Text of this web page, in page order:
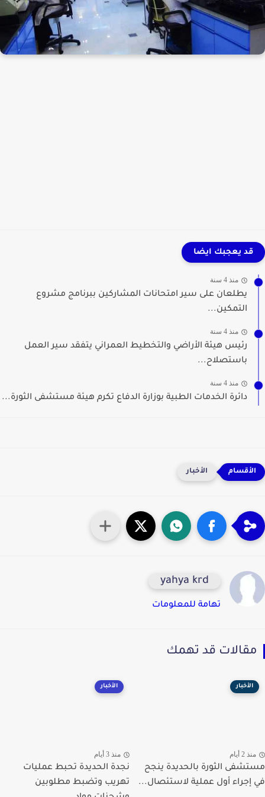
قد يعجبك ايضا
منذ 4 سنة
يطلعان على سير امتحانات المشاركين ببرنامج مشروع
التمكين...
منذ 4 سنة
رئيس هيئة الأراضي والتخطيط العمراني يتفقد سير العمل
باستصلاح...
منذ 4 سنة
دائرة الخدمات الطبية بوزارة الدفاع تكرم هيئة مستشفى الثورة...
الأخبار
yahya krd
تهامة للمعلومات
قد تهمك
الأخبار
2 أيام
الثورة بالحديدة ينجح
أول عملية لاستئصال...
الأخبار
منذ 3 أيام
نجدة الحديدة تحبط عمليات
تهريب وتضبط مطلوبين